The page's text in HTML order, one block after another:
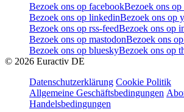
Bezoek ons op facebookBezoek ons op
Bezoek ons op linkedinBezoek ons op
Bezoek ons op rss-feedBezoek ons op
Bezoek ons op mastodonBezoek ons
Bezoek ons op blueskyBezoek ons op
© 2026 Euractiv DE
Datenschutzerklärung Cookie Politik
Allgemeine Geschäftsbedingungen
Handelsbedingungen